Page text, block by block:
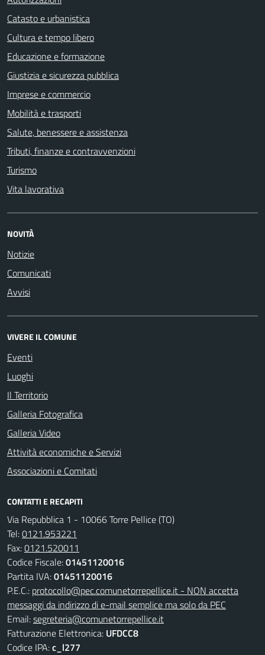
Catasto e urbanistica
Cultura e tempo libero
Educazione e formazione
Giustizia e sicurezza pubblica
Imprese e commercio
Mobilità e trasporti
Salute, benessere e assistenza
Tributi, finanze e contravvenzioni
Turismo
Vita lavorativa
NOVITÀ
Notizie
Comunicati
Avvisi
VIVERE IL COMUNE
Eventi
Luoghi
Il Territorio
Galleria Fotografica
Galleria Video
Attività economiche e Servizi
Associazioni e Comitati
CONTATTI E RECAPITI
Via Repubblica 1 - 10066 Torre Pellice (TO)
Tel:0121.953221
Fax:0121.520011
Codice Fiscale:01451120016
Partita IVA:01451120016
P.E.C.: protocollo@pec.comunetorrepellice.it - NON accetta
messaggi da indirizzo di e-mail semplice ma solo da PEC
Email:segreteria@comunetorrepellice.it
Fatturazione Elettronica: UFDCC8
Codice IPA:c_l277